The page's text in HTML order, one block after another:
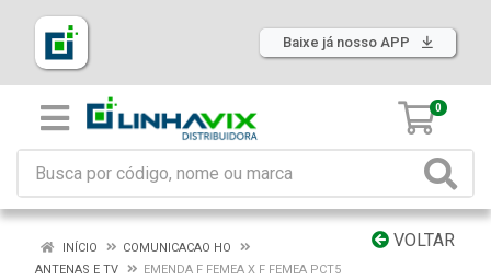
Baixe já nosso APP
0
VOLTAR
INÍCIO
COMUNICACAO HO
ANTENAS E TV
EMENDA F FEMEA X F FEMEA PCT5